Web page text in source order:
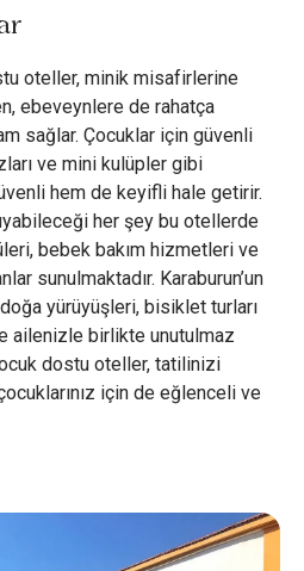
oteller, minik misafirlerine
ebeveynlere de rahatça
sağlar. Çocuklar için güvenli
ve mini kulüpler gibi
hem de keyifli hale getirir.
her şey bu otellerde
bebek bakım hizmetleri ve
sunulmaktadır. Karaburun’un
yürüyüşleri, bisiklet turları
ailenizle birlikte unutulmaz
dostu oteller, tatilinizi
için de eğlenceli ve